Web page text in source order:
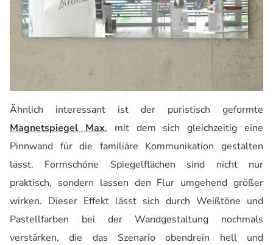
Ähnlich interessant ist der puristisch geformte
Magnetspiegel Max, mit dem sich gleichzeitig eine
Pinnwand für die familiäre Kommunikation gestalten
lässt. Formschöne Spiegelflächen sind nicht nur
praktisch, sondern lassen den Flur umgehend größer
wirken. Dieser Effekt lässt sich durch Weißtöne und
Pastellfarben bei der Wandgestaltung nochmals
verstärken, die das Szenario obendrein hell und